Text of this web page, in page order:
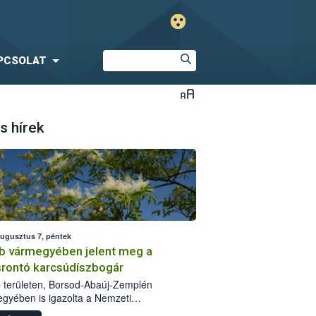
hírek
7, péntek
vármegyében jelent meg a
karcsúdíszbogár
területen, Borsod-Abaúj-Zemplén
is igazolta a Nemzeti
biztonsági Hivatal (Nébih) a